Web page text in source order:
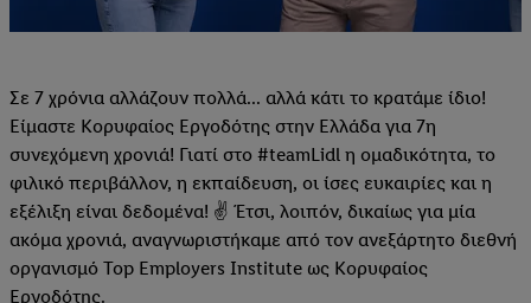
Σε 7 χρόνια αλλάζουν πολλά... αλλά κάτι το κρατάμε ίδιο!
Είμαστε Κορυφαίος Εργοδότης στην Ελλάδα για 7η
συνεχόμενη χρονιά! Γιατί στο #teamLidl η ομαδικότητα, το
φιλικό περιβάλλον, η εκπαίδευση, οι ίσες ευκαιρίες και η
εξέλιξη είναι δεδομένα! ✌ Έτσι, λοιπόν, δικαίως για μία
ακόμα χρονιά, αναγνωριστήκαμε από τον ανεξάρτητο διεθνή
οργανισμό Top Employers Institute ως Κορυφαίος
Εργοδότης.